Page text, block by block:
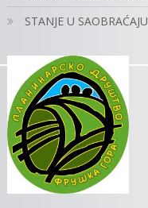
STANJE U SAOBRAĆAJU